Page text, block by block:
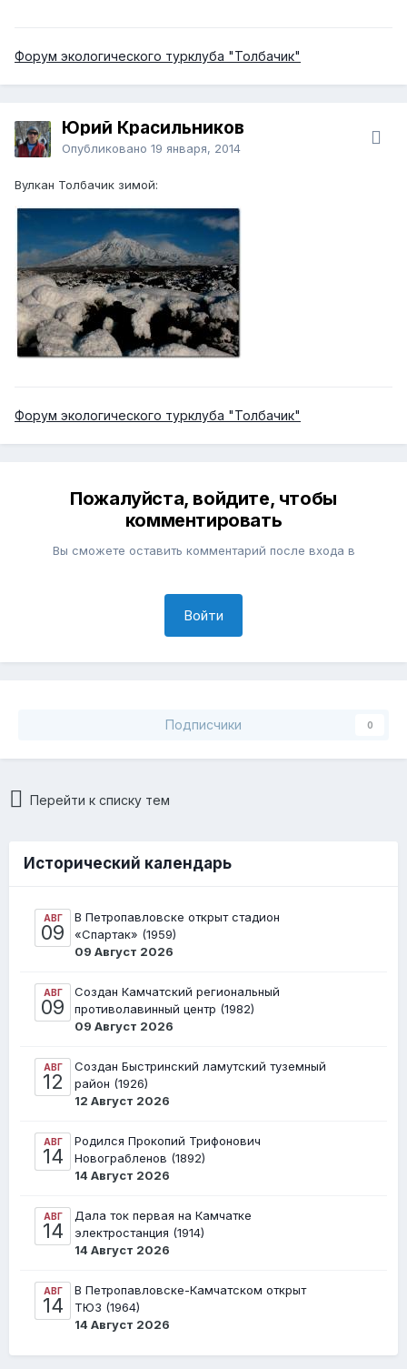
Форум экологического турклуба "Толбачик"
Юрий Красильников
Опубликовано 19 января, 2014
Вулкан Толбачик зимой:
Форум экологического турклуба "Толбачик"
Пожалуйста, войдите, чтобы
комментировать
Вы сможете оставить комментарий после входа в
Войти
Подписчики 0
Перейти к списку тем
Исторический календарь
АВГ
09
В Петропавловске открыт стадион
«Спартак» (1959)
09 Август 2026
АВГ
09
Создан Камчатский региональный
противолавинный центр (1982)
09 Август 2026
АВГ
12
Создан Быстринский ламутский туземный
район (1926)
12 Август 2026
АВГ
14
Родился Прокопий Трифонович
Новограбленов (1892)
14 Август 2026
АВГ
14
Дала ток первая на Камчатке
электростанция (1914)
14 Август 2026
АВГ
14
В Петропавловске-Камчатском открыт
ТЮЗ (1964)
14 Август 2026